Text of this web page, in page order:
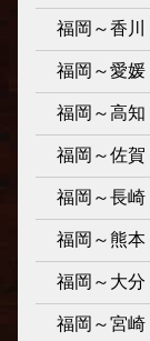
福岡～香川
福岡～愛媛
福岡～高知
福岡～佐賀
福岡～長崎
福岡～熊本
福岡～大分
福岡～宮崎